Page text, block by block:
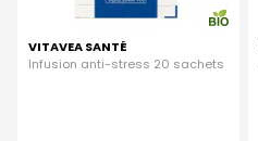
VITAVEA SANTÉ
Infusion anti-stress 20 sachets